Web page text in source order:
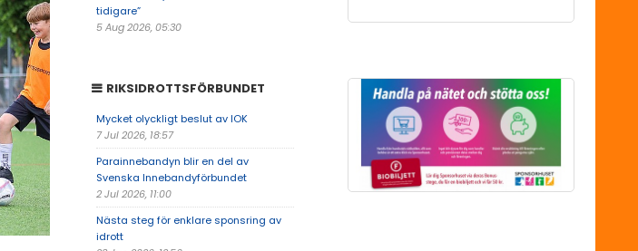
tidigare”
5 Aug 2026, 05:30
RIKSIDROTTSFÖRBUNDET
Mycket olyckligt beslut av IOK
7 Jul 2026, 18:57
Parainnebandyn blir en del av
Svenska Innebandyförbundet
2 Jul 2026, 11:00
Nästa steg för enklare sponsring av
idrott